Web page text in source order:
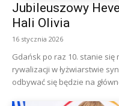
Jubileuszowy
Hali Olivia
16 stycznia 2026
Gdańsk po raz 10. stanie
rywalizacji w łyżwiarstwie
odbywać się będzie na